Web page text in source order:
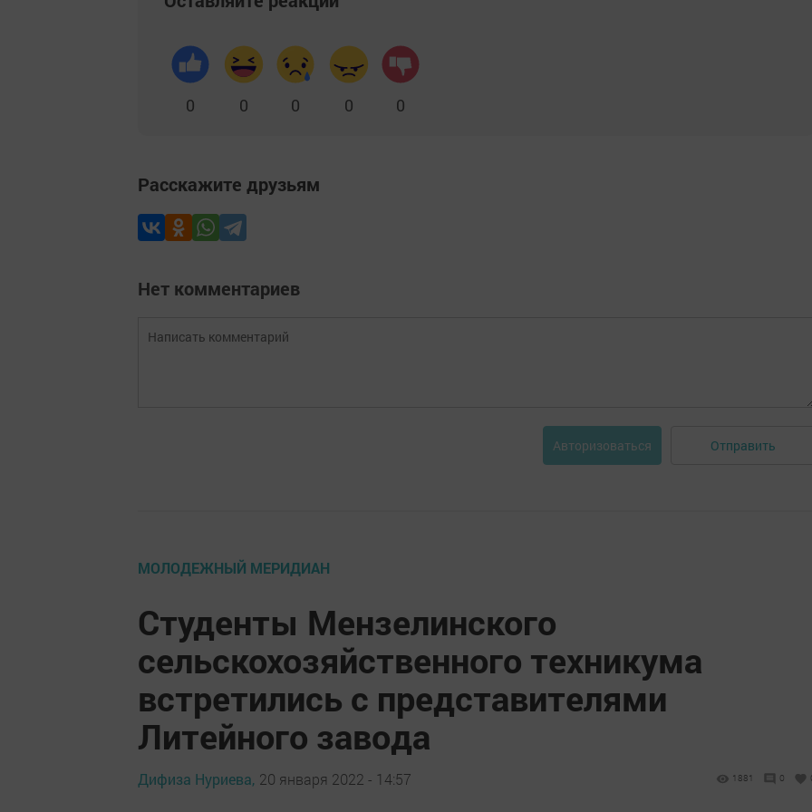
0 0 0 0 0
Расскажите друзьям
Нет комментариев
Авторизоваться Отправить
МОЛОДЕЖНЫЙ МЕРИДИАН
Студенты Мензелинского
сельскохозяйственного техникума
встретились с представителями
Литейного завода
Дифиза Нуриева, 20 января 2022 - 14:57 1881 0